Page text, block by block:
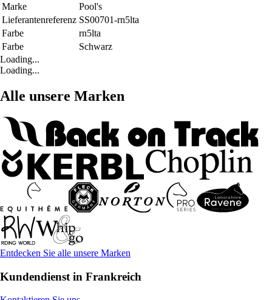
Marke
Pool's
Lieferantenreferenz SS00701-rn5lta
Farbe
rn5lta
Farbe
Schwarz
Loading...
Loading...
Alle unsere Marken
Entdecken Sie alle unsere Marken
Kundendienst in Frankreich